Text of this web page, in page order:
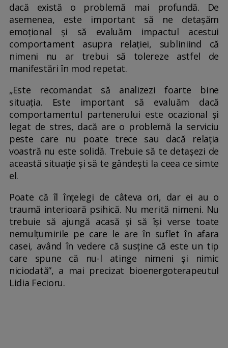
dacă există o problemă mai profundă. De
asemenea, este important să ne detașăm
emoțional și să evaluăm impactul acestui
comportament asupra relației, subliniind că
nimeni nu ar trebui să tolereze astfel de
manifestări în mod repetat.
„Este recomandat să analizezi foarte bine
situația. Este important să evaluăm dacă
comportamentul partenerului este ocazional și
legat de stres, dacă are o problemă la serviciu
peste care nu poate trece sau dacă relația
voastră nu este solidă. Trebuie să te detașezi de
această situație și să te gândești la ceea ce simte
el.
Poate că îl înțelegi de câteva ori, dar ei au o
traumă interioară psihică. Nu merită nimeni. Nu
trebuie să ajungă acasă și să își verse toate
nemulțumirile pe care le are în suflet în afara
casei, având în vedere că susține că este un tip
care spune că nu-l atinge nimeni și nimic
niciodată”, a mai precizat bioenergoterapeutul
Lidia Fecioru.